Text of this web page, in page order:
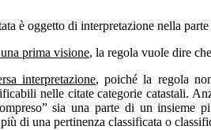
è oggetto di interpretazione nella
prima visione, la regola vuole dire
interpretazione, poiché la regola
nelle citate categorie catastali.
sia una parte di un insieme
di una pertinenza classificata o